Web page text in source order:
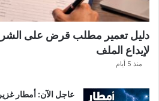
دليل تعمير مطلب قرض على
لإيداع الملف
منذ 5 أيام
عاجل الآن: أمطار